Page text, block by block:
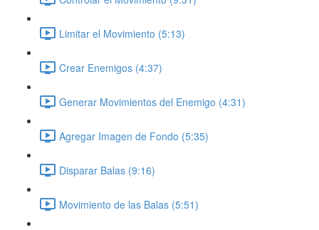
Limitar el Movimiento (5:13)
Crear Enemigos (4:37)
Generar Movimientos del Enemigo (4:31)
Agregar Imagen de Fondo (5:35)
Disparar Balas (9:16)
Movimiento de las Balas (5:51)